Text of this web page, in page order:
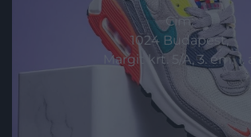
Cím:
1024 Budapest,
Margit krt. 5/A, 3. em. 1. a